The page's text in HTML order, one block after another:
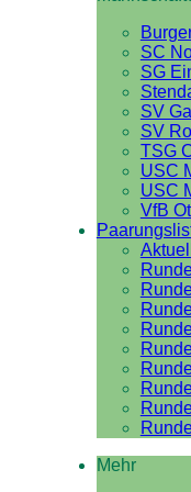
SC
SG
SV
SV
TSG
USC
USC
VfB
Mehr